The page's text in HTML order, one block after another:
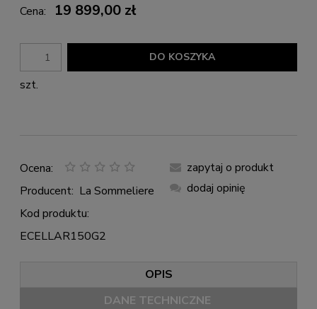
Cena:
19 899,00 zł
szt.
DO KOSZYKA
Ocena:
Producent: La Sommeliere
Kod produktu:
ECELLAR150G2
zapytaj o produkt
dodaj opinię
OPIS
DANE TECHNICZNE